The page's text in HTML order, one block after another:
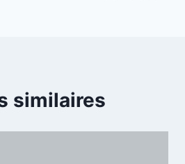
similaires